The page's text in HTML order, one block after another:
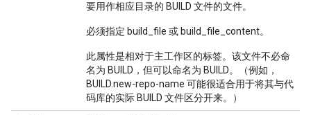
要用作相应目录的 BUILD 文件的文件。
必须指定 build_file 或 build_file_content。
此属性是相对于主工作区的标签。该文件不必命
名为 BUILD，但可以命名为 BUILD。（例如，
BUILD.new-repo-name 可能很适合用于将其与代
码库的实际 BUILD 文件区分开来。）